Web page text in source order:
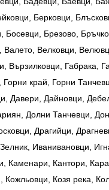
Берковци,
Босевци, Брезово,
Валето, Велковци,
Вързилковци, Габрака,
край, Горни
Давери, Дайновци,
Долни Танчевци,
Драгийци,
Иванивановци,
Каменари, Кантори,
Кожльовци, Козя река,